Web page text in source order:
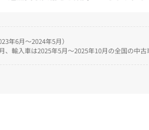
年6月～2024年5月）
輸入車は2025年5月～2025年10月の全国の中